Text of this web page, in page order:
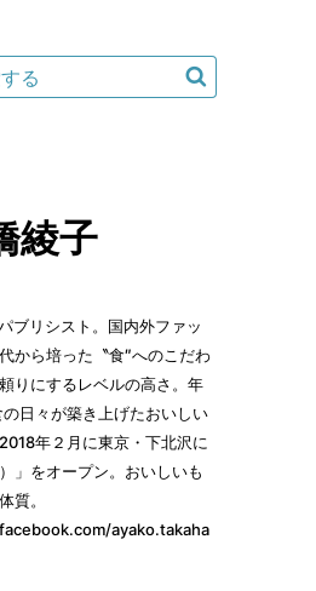
綾子
ブリシスト。国内外ファッ
から培った〝食″へのこだわ
りにするレベルの高さ。年
日々が築き上げたおいしい
年２月に東京・下北沢に
」をオープン。おいしいも
質。
ayako.takaha